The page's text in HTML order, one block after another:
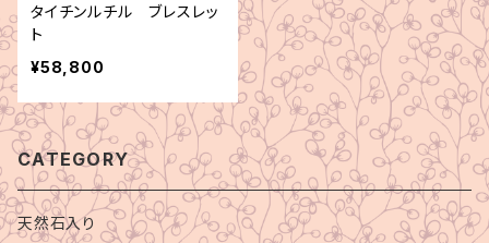
タイチンルチル ブレスレッ
ト
¥58,800
CATEGORY
天然石入り